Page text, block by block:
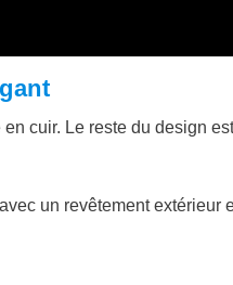
cuir. Le reste du design
un revêtement extérieur